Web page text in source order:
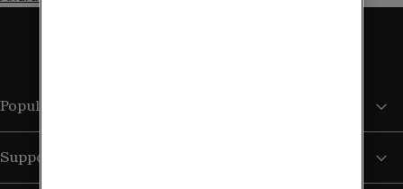
Populära sidor
Support